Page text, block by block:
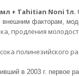
+ Tahitian Noni 1л.
внешним факторам,
, продления
полинезийского
в 2003 г. первое